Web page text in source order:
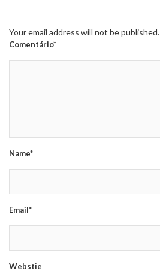
Your email address will not be published.
Comentário*
Name*
Email*
Webstie